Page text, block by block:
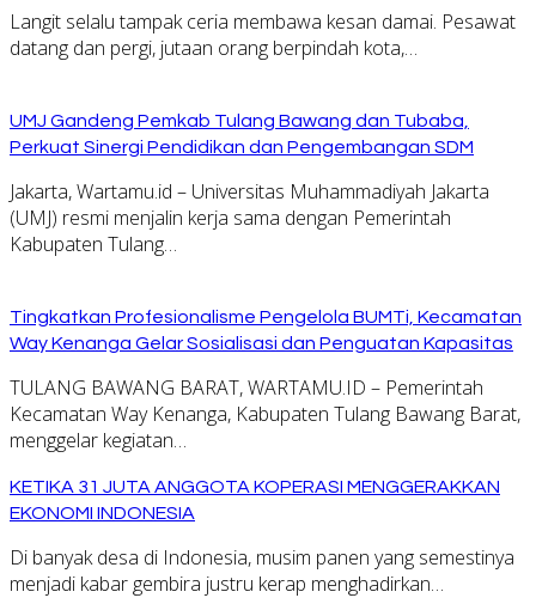
Langit selalu tampak ceria membawa kesan damai. Pesawat
datang dan pergi, jutaan orang berpindah kota,…
UMJ Gandeng Pemkab Tulang Bawang dan Tubaba,
Perkuat Sinergi Pendidikan dan Pengembangan SDM
Jakarta, Wartamu.id – Universitas Muhammadiyah Jakarta
(UMJ) resmi menjalin kerja sama dengan Pemerintah
Kabupaten Tulang…
Tingkatkan Profesionalisme Pengelola BUMTi, Kecamatan
Way Kenanga Gelar Sosialisasi dan Penguatan Kapasitas
TULANG BAWANG BARAT, WARTAMU.ID – Pemerintah
Kecamatan Way Kenanga, Kabupaten Tulang Bawang Barat,
menggelar kegiatan…
KETIKA 31 JUTA ANGGOTA KOPERASI MENGGERAKKAN
EKONOMI INDONESIA
Di banyak desa di Indonesia, musim panen yang semestinya
menjadi kabar gembira justru kerap menghadirkan…